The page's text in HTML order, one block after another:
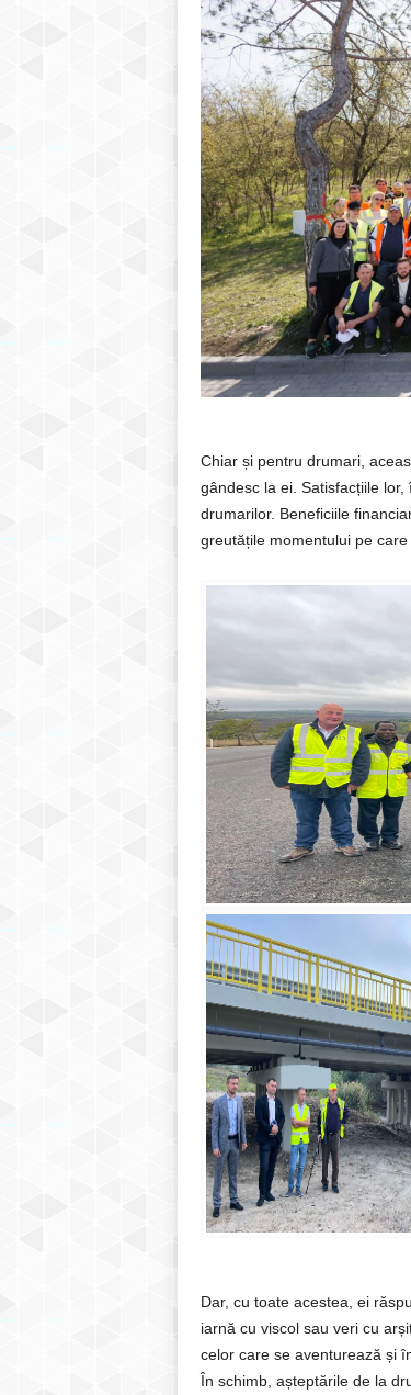
Chiar și pentru drumari,
gândesc la ei. Satisfacțiile
drumarilor. Beneficiile
greutățile momentului pe care
Dar, cu toate acestea, ei
iarnă cu viscol sau veri cu
celor care se aventurează și
În schimb, așteptările de la